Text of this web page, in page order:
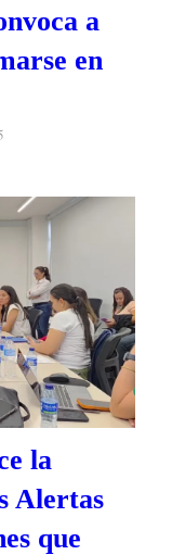
a
en
la
Alertas
que